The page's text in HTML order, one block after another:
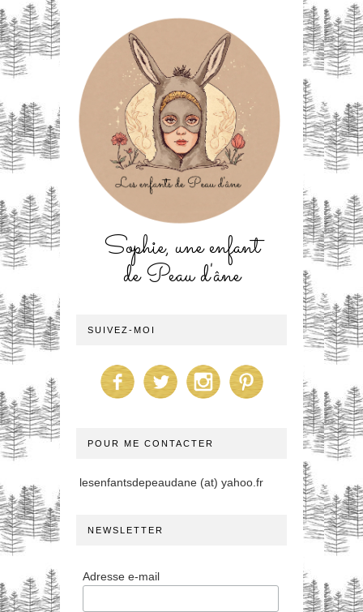
Sophie, une enfant
de Peau d'âne
SUIVEZ-MOI
POUR ME CONTACTER
lesenfantsdepeaudane (at) yahoo.fr
NEWSLETTER
Adresse e-mail